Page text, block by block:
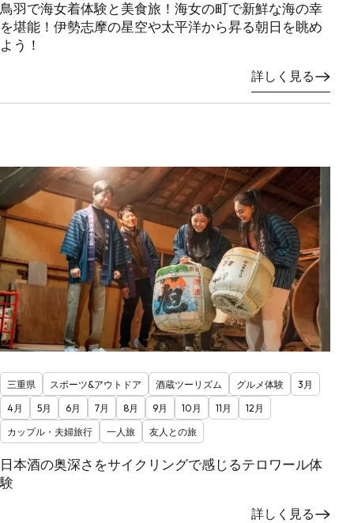
鳥羽で海女着体験と美食旅！海女の町で新鮮な海の幸
を堪能！伊勢志摩の星空や太平洋から昇る朝日を眺め
よう！
詳しく見る
三重県 スポーツ&アウトドア 酒蔵ツーリズム グルメ体験
3月
4月
5月 6月 7月 8月 9月 10月 11月
12月
カップル・夫婦旅行
一人旅 友人との旅
日本酒の奥深さをサイクリングで感じるテロワール体
験
詳しく見る